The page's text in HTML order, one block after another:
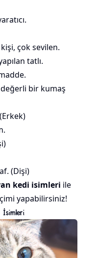
çok sevilen.
tatlı.
bir kumaş
(Dişi)
kedi isimleri ile
yapabilirsiniz!
İsimleri